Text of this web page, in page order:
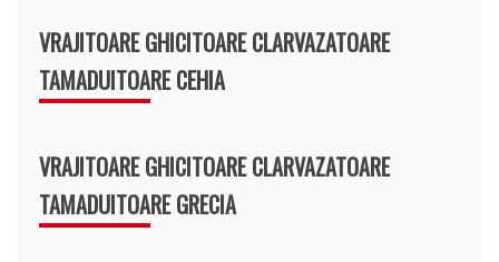
VRAJITOARE GHICITOARE CLARVAZATOARE
TAMADUITOARE CEHIA
VRAJITOARE GHICITOARE CLARVAZATOARE
TAMADUITOARE GRECIA